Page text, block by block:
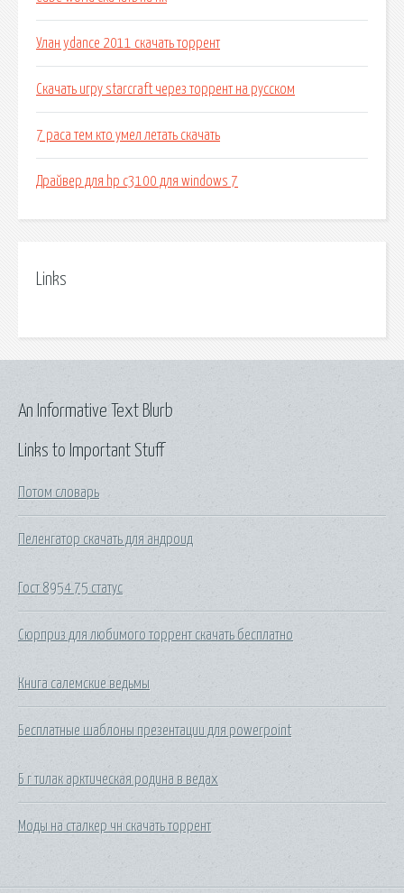
Улан ydance 2011 скачать торрент
Скачать игру starcraft через торрент на русском
7 раса тем кто умел летать скачать
Драйвер для hp c3100 для windows 7
Links
Links to Important Stuff
Потом словарь
Пеленгатор скачать для андроид
Гост 8954 75 статус
Сюрприз для любимого торрент скачать бесплатно
Книга салемские ведьмы
Бесплатные шаблоны презентации для powerpoint
Б г тилак арктическая родина в ведах
Моды на сталкер чн скачать торрент
An Informative Text Blurb